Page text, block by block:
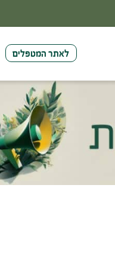
לאתר המטפלים